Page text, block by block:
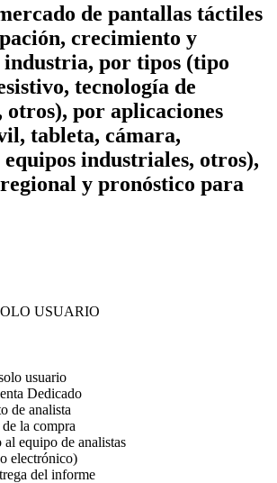
de pantallas táctiles
crecimiento y
industria, por tipos (tipo
tecnología de
otros), por aplicaciones
tableta, cámara,
industriales, otros),
y pronóstico para
USUARIO
usuario
Dedicado
de analista
de la compra
equipo de analistas
electrónico)
del informe